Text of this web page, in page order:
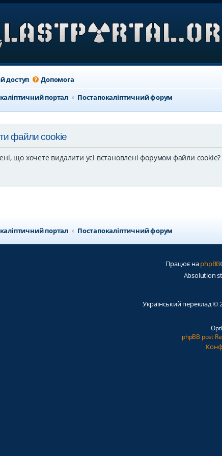
доступ Допомога
портал
Постапокаліптичний форум
файли cookie
що хочете видалити усі встановлені форумом файли cookie?
портал Постапокаліптичний форум
Працює наphpBB
Absolution
Український переклад ©
phpBB post